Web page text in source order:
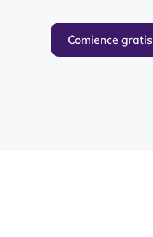
Comience gratis